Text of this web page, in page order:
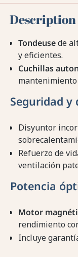
Description
Tondeusede
y eficientes.
Cuchillas
Seguridad y
Disyuntor
Refuerzo de
ventilación
Potencia
Motor
rendimiento
Incluye